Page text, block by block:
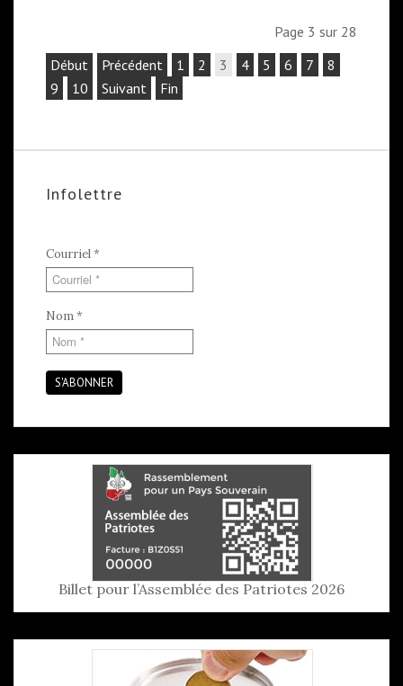
Page 3 sur 28
Début
Précédent 1 2 3 4 5 6 7
8
9
10 Suivant Fin
Infolettre
Courriel*
Nom*
S'ABONNER
Billet pour l’Assemblée des Patriotes 2026